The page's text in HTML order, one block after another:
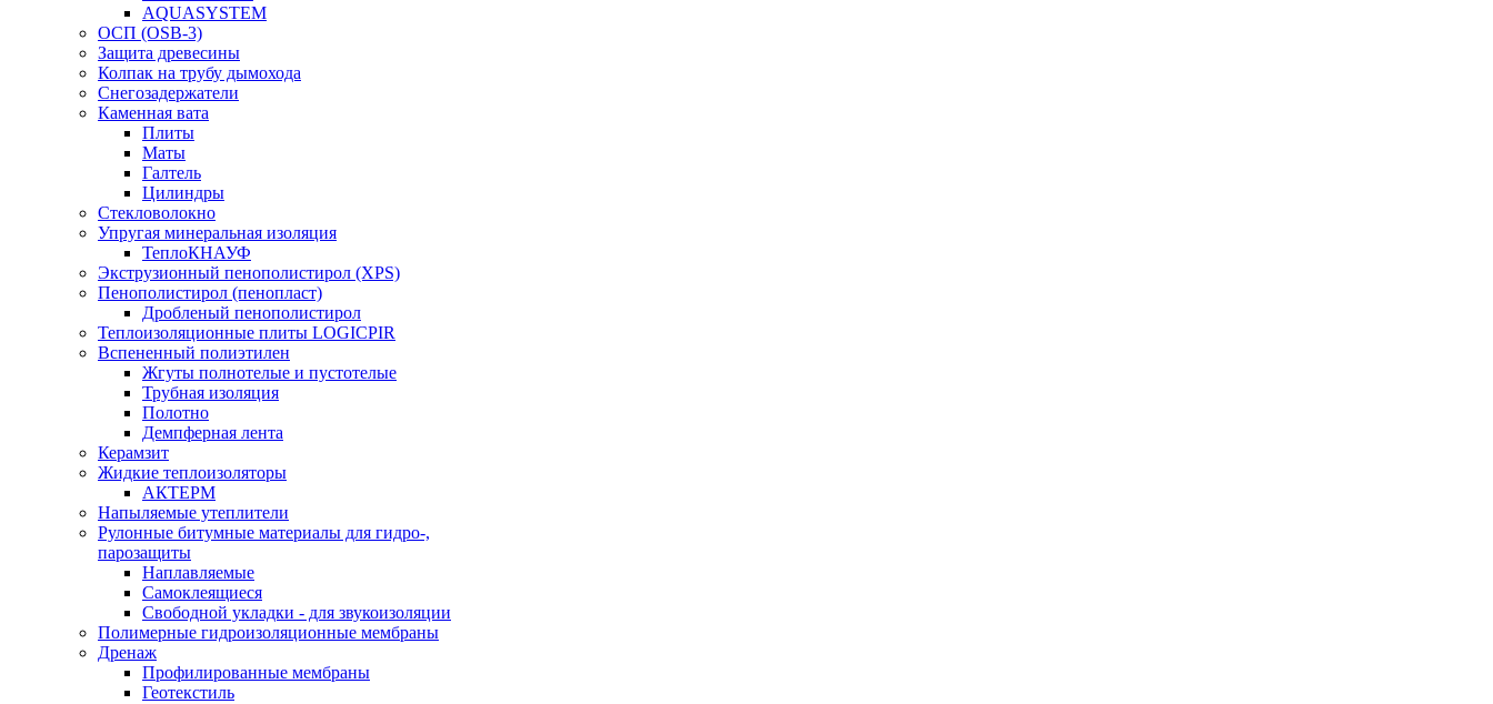
AQUASYSTEM
ОСП (OSB-3)
Защита древесины
Колпак на трубу дымохода
Снегозадержатели
Каменная вата
Плиты
Маты
Галтель
Цилиндры
Стекловолокно
Упругая минеральная изоляция
ТеплоКНАУФ
Экструзионный пенополистирол (XPS)
Пенополистирол (пенопласт)
Дробленый пенополистирол
Теплоизоляционные плиты LOGICPIR
Вспененный полиэтилен
Жгуты полнотелые и пустотелые
Трубная изоляция
Полотно
Демпферная лента
Керамзит
Жидкие теплоизоляторы
АКТЕРМ
Напыляемые утеплители
Рулонные битумные материалы для гидро-,
парозащиты
Наплавляемые
Самоклеящиеся
Свободной укладки - для звукоизоляции
Полимерные гидроизоляционные мембраны
Дренаж
Профилированные мембраны
Геотекстиль